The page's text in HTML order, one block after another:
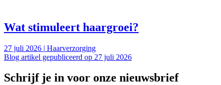
Wat stimuleert haargroei?
27 juli 2026 | Haarverzorging
Blog artikel gepubliceerd op 27 juli 2026
Schrijf je in voor onze nieuwsbrief